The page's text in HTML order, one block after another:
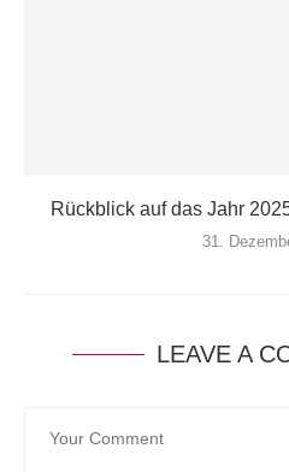
Rückblick auf das Jahr
31.
LEAVE A